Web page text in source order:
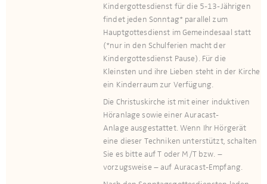
Kindergottesdienst für die 5-13-Jährigen
findet jeden Sonntag* parallel zum
Hauptgottesdienst im Gemeindesaal statt
(*nur in den Schulferien macht der
Kindergottesdienst Pause). Für die
Kleinsten und ihre Lieben steht in der Kirche
ein Kinderraum zur Verfügung.​​​
Die Christuskirche ist mit einer induktiven
Höranlage sowie einer Auracast-
Anlage ausge­stattet. Wenn Ihr Hör­gerät
eine dieser Techniken unterstützt, schalten
Sie es bitte auf T oder M/T bzw. –
vorzugsweise – auf Auracast-Empfang.